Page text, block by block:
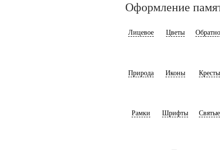
Оформление
Лицевое Цветы
Природа Иконы Кресты
Рамки Шрифты Святые